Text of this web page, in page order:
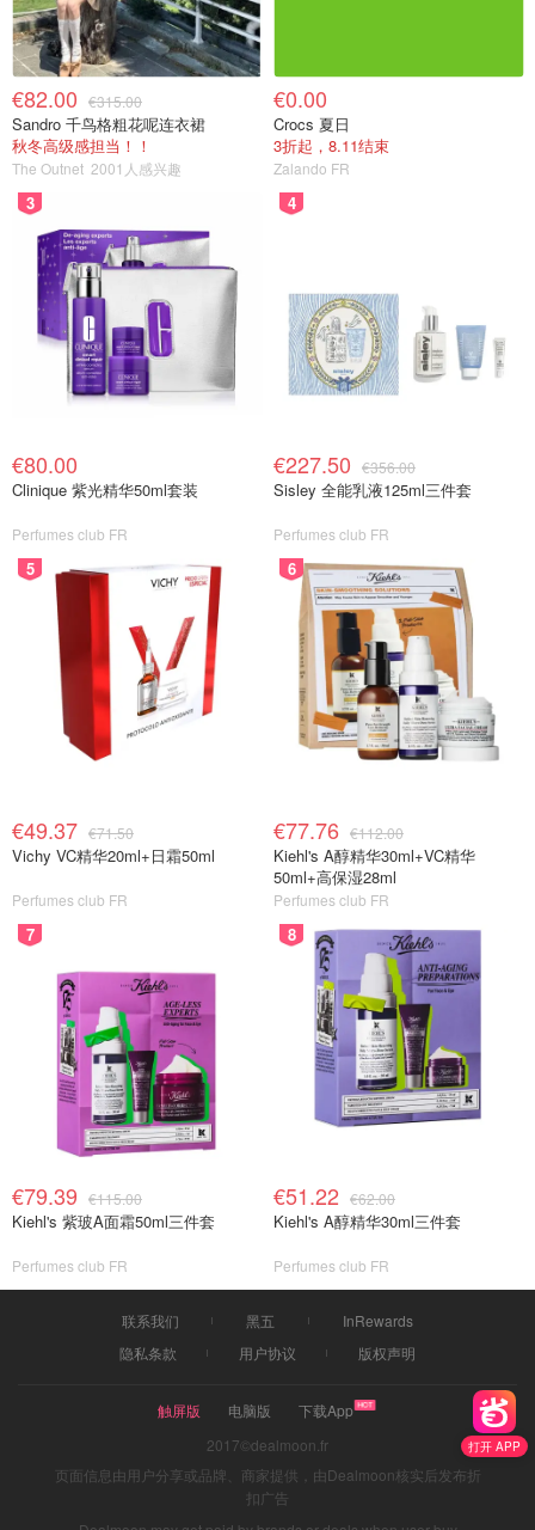
打开 APP
€82.00 €315.00
Sandro 千鸟格粗花呢连衣裙
秋冬高级感担当！！
The Outnet 2001人感兴趣
€0.00
Crocs 夏日
3折起，8.11结束
Zalando FR
3
€80.00
Clinique 紫光精华50ml套装
Perfumes club FR
4
€227.50 €356.00
Sisley 全能乳液125ml三件套
Perfumes club FR
5
€49.37 €71.50
Vichy VC精华20ml+日霜50ml
Perfumes club FR
6
€77.76 €112.00
Kiehl's A醇精华30ml+VC精华
50ml+高保湿28ml
Perfumes club FR
7
€79.39 €115.00
Kiehl's 紫玻A面霜50ml三件套
Perfumes club FR
8
€51.22 €62.00
Kiehl's A醇精华30ml三件套
Perfumes club FR
联系我们 黑五
InRewards
隐私条款
用户协议 版权声明
触屏版 电脑版
下载App
2017©dealmoon.fr
页面信息由用户分享或品牌、商家提供，由Dealmoon核实后发布折
扣广告